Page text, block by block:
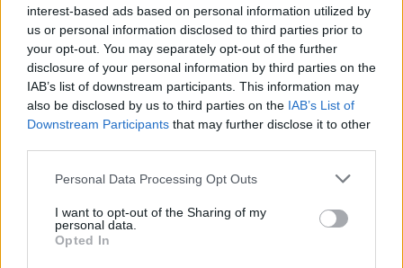
interest-based ads based on personal information utilized by
us or personal information disclosed to third parties prior to
your opt-out. You may separately opt-out of the further
disclosure of your personal information by third parties on the
IAB’s list of downstream participants. This information may
also be disclosed by us to third parties on the IAB’s List of
Downstream Participants that may further disclose it to other
Personal Data Processing Opt Outs
I want to opt-out of the Sharing of my
personal data.
Opted In
BEZK využívá agenturní zpravodajství ČTK, která si vyhrazuje
veškerá práva. Publikování nebo další šíření obsahu ze zdrojů ČTK
je výslovně zakázáno bez předchozího písemného souhlasu ze